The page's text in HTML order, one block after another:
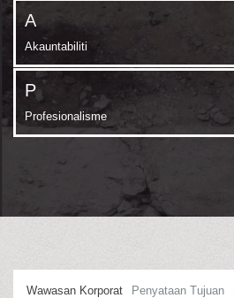
A
Akauntabiliti
P
Profesionalisme
Wawasan Korporat Penyataan Tujuan